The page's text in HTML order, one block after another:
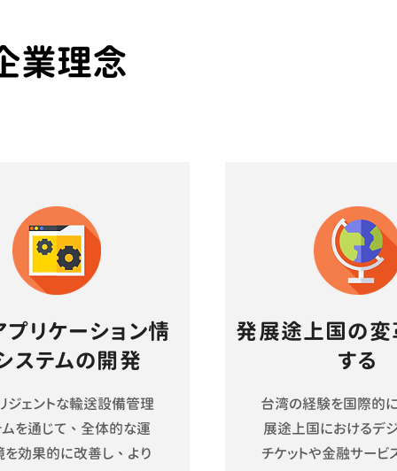
業理念
プリケーション情
ステムの開発
ジェントな輸送設備管理
ムを通じて、全体的な運
を効果的に改善し、より
発展途上国の変
する
台湾の経験を国際的
展途上国におけるデ
チケットや金融サービ